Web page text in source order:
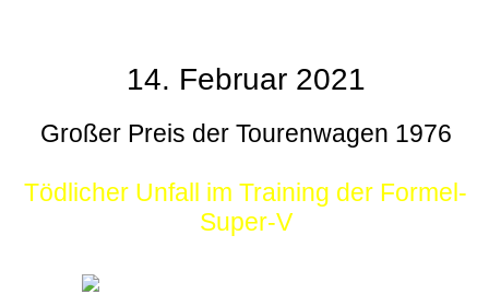
14. Februar 2021
Großer Preis der Tourenwagen 1976
Tödlicher Unfall im Training der Formel-
Super-V